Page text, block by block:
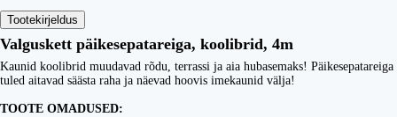
Tootekirjeldus
Valguskett päikesepatareiga, koolibrid, 4m
Kaunid koolibrid muudavad rõdu, terrassi ja aia hubasemaks! Päikesepatareiga
tuled aitavad säästa raha ja näevad hoovis imekaunid välja!
TOOTE OMADUSED: